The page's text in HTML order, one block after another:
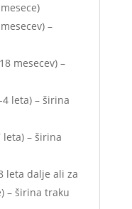
–
mesecev) –
leta) – širina
leta) – širina
leta dalje ali za
– širina traku